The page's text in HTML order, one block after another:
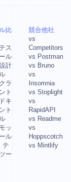
比
ス
ル
計
ラ
ト
キ
ト
ッ
ル
テ
ー
競合他社
vs
Competitors
vs Postman
vs Bruno
vs
Insomnia
vs Stoplight
vs
RapidAPI
vs Readme
vs
Hoppscotch
vs Mintlify